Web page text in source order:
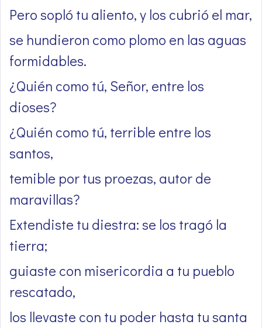
Pero sopló tu aliento, y los cubrió el mar,
se hundieron como plomo en las aguas
formidables.
¿Quién como tú, Señor, entre los
dioses?
¿Quién como tú, terrible entre los
santos,
temible por tus proezas, autor de
maravillas?
Extendiste tu diestra: se los tragó la
tierra;
guiaste con misericordia a tu pueblo
rescatado,
los llevaste con tu poder hasta tu santa